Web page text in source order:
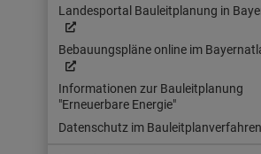
Landesportal Bauleitplanung in
Bebauungspläne online im
Informationen zur Bauleitplanung
"Erneuerbare Energie"
Datenschutz im Bauleitplanverfahren